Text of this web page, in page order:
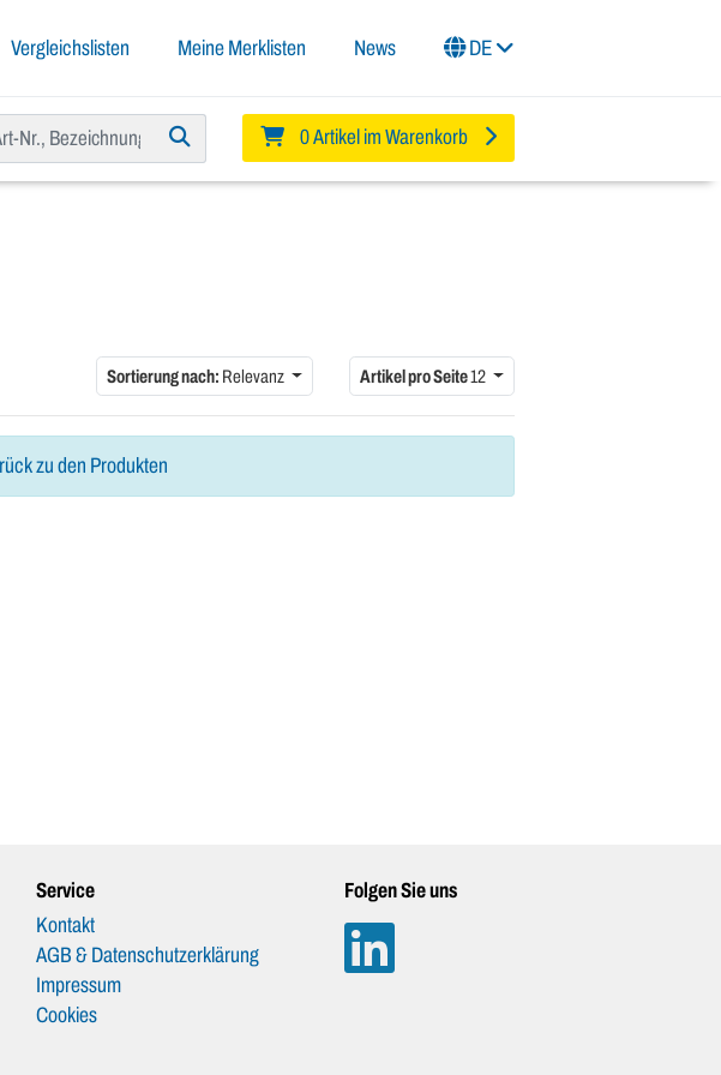
Vergleichslisten Meine Merklisten News DE
0 Artikel im Warenkorb
Sortierung nach: Relevanz Artikel pro Seite12
zu den Produkten
Service
Kontakt
AGB & Datenschutzerklärung
Impressum
Cookies
Folgen Sie uns